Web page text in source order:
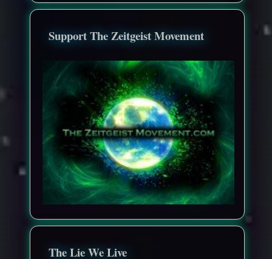
Support The Zeitgeist Movement
The Lie We Live